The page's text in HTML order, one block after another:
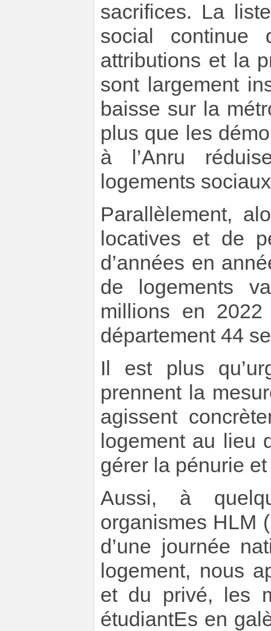
sacrifices. La
social continue
attributions et la
sont largement
baisse sur la
plus que les
à l’Anru
logements
Parallèlement,
locatives et de
d’années en
de logements
millions en
département 44
Il est plus
prennent la
agissent
logement au lieu
gérer la pénurie
Aussi, à
organismes HLM
d’une journée
logement, nous
et du privé, les
étudiantEs en